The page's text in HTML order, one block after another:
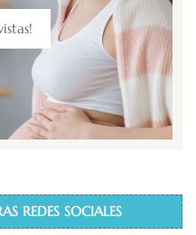
REDES SOCIALES